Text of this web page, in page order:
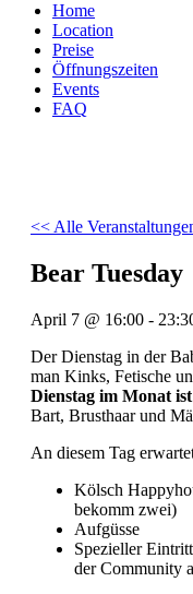
Home
Location
Preise
Öffnungszeiten
Events
FAQ
<< Alle
Bear Tuesday
April 7 @ 16:00 -
Der Dienstag in der
man Kinks, Fetische
Dienstag im Monat
Bart, Brusthaar und
An diesem Tag
Kölsch
bekomm zwei)
Aufgüsse
Spezieller
der Community